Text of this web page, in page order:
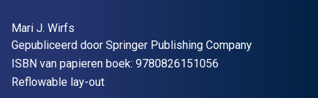
Auteur(s)
Mari J. Wirfs
Uitgever
Gepubliceerd door Springer Publishing Company
ISBN van papieren boek: 9780826151056
Indeling
Reflowable lay-out